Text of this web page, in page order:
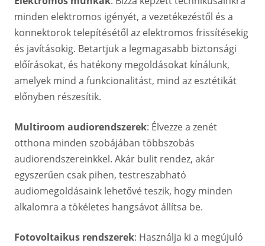
minden elektromos igényét, a vezetékezéstől és a
konnektorok telepítésétől az elektromos frissítésekig
és javításokig. Betartjuk a legmagasabb biztonsági
előírásokat, és hatékony megoldásokat kínálunk,
amelyek mind a funkcionalitást, mind az esztétikát
előnyben részesítik.
Multiroom audiorendszerek: Élvezze a zenét
otthona minden szobájában többszobás
audiorendszereinkkel. Akár bulit rendez, akár
egyszerűen csak pihen, testreszabható
audiomegoldásaink lehetővé teszik, hogy minden
alkalomra a tökéletes hangsávot állítsa be.
Fotovoltaikus rendszerek: Használja ki a megújuló